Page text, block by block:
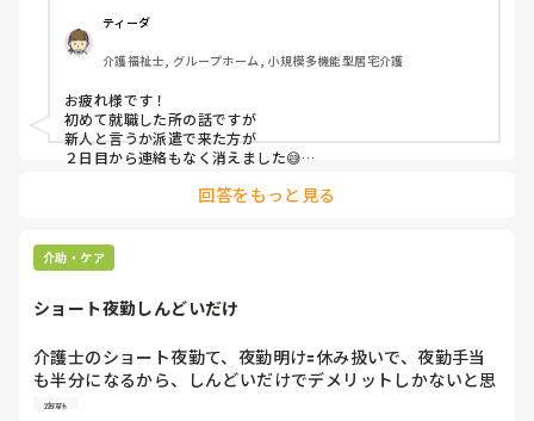
ティーダ
介護福祉士, グループホーム, 小規模多機能型居宅介護
お疲れ様です！
初めて就職した所の話ですが
新人と言うか派遣で来た方が
２日目から連絡もなく消えました😅
1日で辞めた派遣さんは
正しいと思いました🤭
まぁ、理由も言わずに来なかったのは
回答をもっと見る
介助・ケア
ショート夜勤しんどいだけ
介護士のショート夜勤て、夜勤明け🟰休み扱いで、夜勤手当
も半分になるから、しんどいだけでデメリットしかないと思
うんですが？
夜勤